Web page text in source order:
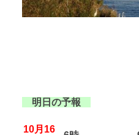
明日の予報
10月16